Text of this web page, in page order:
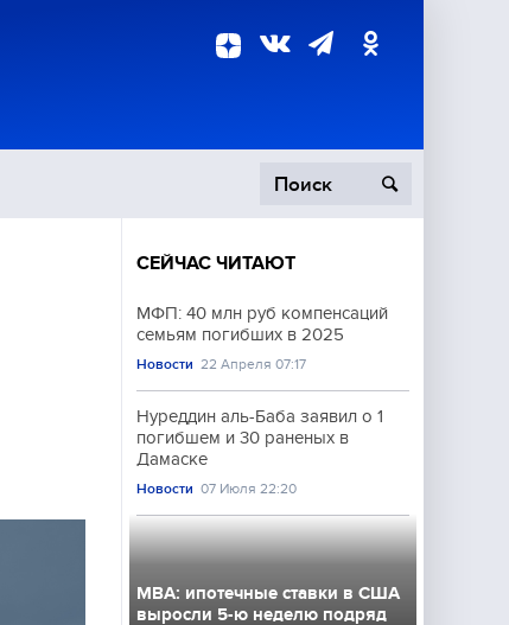
СЕЙЧАС ЧИТАЮТ
МФП: 40 млн руб компенсаций
семьям погибших в 2025
Новости 22 Апреля 07:17
Нуреддин аль-Баба заявил о 1
погибшем и 30 раненых в
Дамаске
Новости 07 Июля 22:20
MBA: ипотечные ставки в США
выросли 5-ю неделю подряд